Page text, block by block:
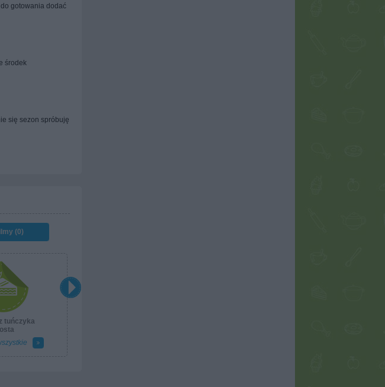
gotowania dodać
środek
się sezon spróbuję
(0)
tuńczyka